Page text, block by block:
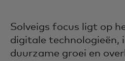
Solveigs focus ligt op
digitale technologieën,
duurzame groei en